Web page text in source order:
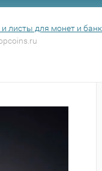
листы для монет и